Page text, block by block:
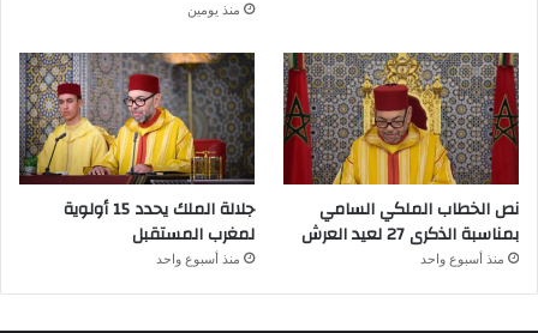
منذ يومين
نص الخطاب الملكي السامي
بمناسبة الذكرى 27 لعيد العرش
منذ أسبوع واحد
جلالة الملك يحدد 15 أولوية
لمغرب المستقبل
منذ أسبوع واحد